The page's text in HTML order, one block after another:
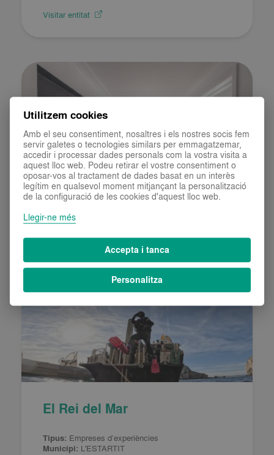
Visitar entitat
Hotel Terramar Llafranc
Municipi:
El Rei del Mar
Tipus: Empreses d’experiències
Municipi: L'ESTARTIT
Utilitzem cookies
Amb el seu consentiment, nosaltres i els nostres socis fem
servir galetes o tecnologies similars per emmagatzemar,
accedir i processar dades personals com la vostra visita a
aquest lloc web. Podeu retirar el vostre consentiment o
oposar-vos al tractament de dades basat en un interès
legítim en qualsevol moment mitjançant la personalització
de la configuració de les cookies d'aquest lloc web.
Llegir-ne més
Accepta i tanca
Personalitza